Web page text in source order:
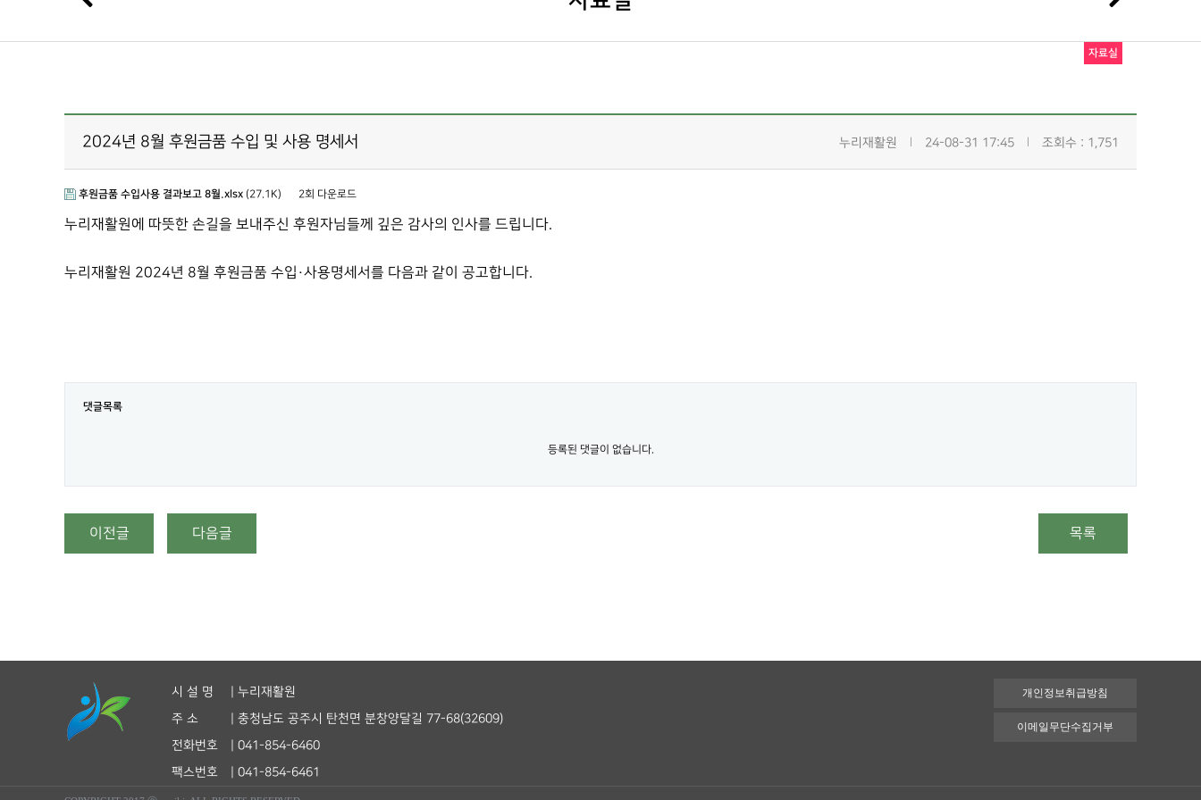
2024년 8월 후원금품 수입 및 사용 명세서 누리재활원 24-08-31 17:45 조회수 : 1,751
자료실
후원금품 수입사용 결과보고 8월.xlsx (27.1K) 2회 다운로드
누리재활원에 따뜻한 손길을 보내주신 후원자님들께 깊은 감사의 인사를 드립니다.
누리재활원 2024년 8월 후원금품 수입·사용명세서를 다음과 같이 공고합니다.
댓글목록
등록된 댓글이 없습니다.
이전글 다음글 목록
시 설 명
| 누리재활원
주 소
| 충청남도 공주시 탄천면 분창양달길 77-68(32609)
전화번호
| 041-854-6460
팩스번호
| 041-854-6461
개인정보취급방침
이메일무단수집거부